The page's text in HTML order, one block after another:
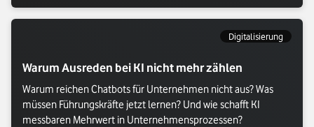
Digitalisierung
Warum Ausreden bei KI nicht mehr zählen
Warum reichen Chatbots für Unternehmen nicht aus? Was
müssen Führungskräfte jetzt lernen? Und wie schafft KI
messbaren Mehrwert in Unternehmensprozessen?